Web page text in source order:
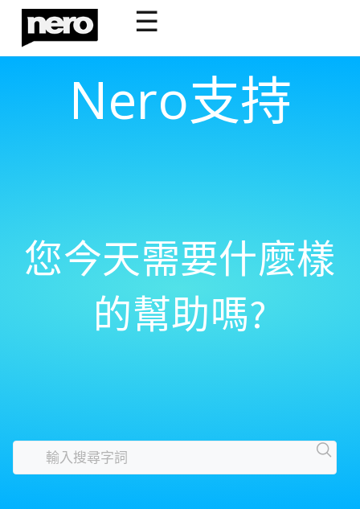
☰
Nero支持
您今天需要什麼樣
的幫助嗎?